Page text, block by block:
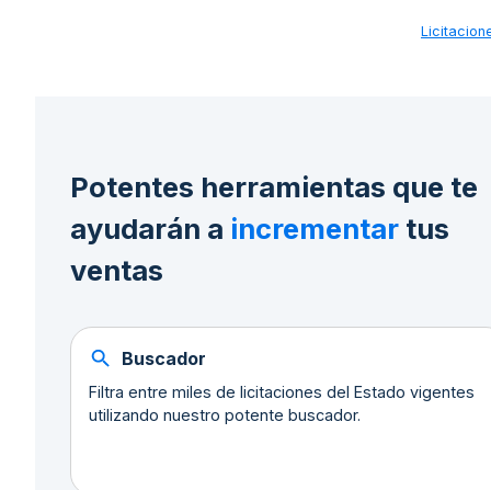
Potentes herramientas que te
ayudarán a incrementar tus
ventas
Buscador
Filtra entre miles de licitaciones del Estado vigentes
utilizando nuestro potente buscador.